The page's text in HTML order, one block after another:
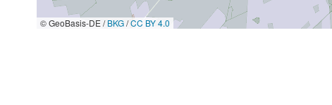
© GeoBasis-DE /BKG/CC BY 4.0